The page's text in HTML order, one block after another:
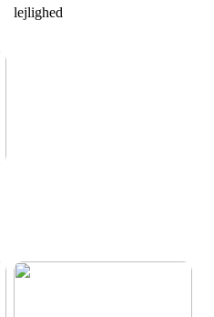
lejlighed